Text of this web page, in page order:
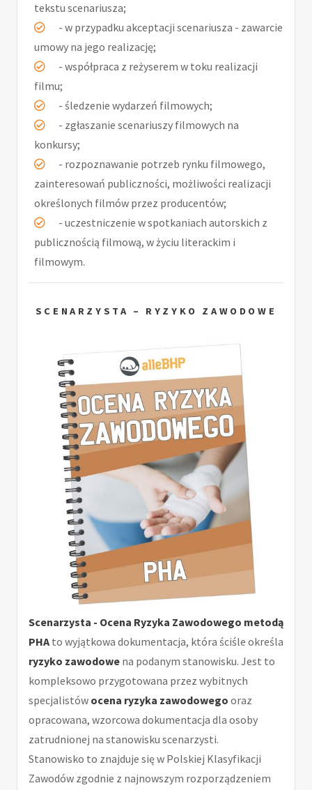
tekstu scenariusza;
- w przypadku akceptacji scenariusza - zawarcie
umowy na jego realizację;
- współpraca z reżyserem w toku realizacji
filmu;
- śledzenie wydarzeń filmowych;
- zgłaszanie scenariuszy filmowych na
konkursy;
- rozpoznawanie potrzeb rynku filmowego,
zainteresowań publiczności, możliwości realizacji
określonych filmów przez producentów;
- uczestniczenie w spotkaniach autorskich z
publicznością filmową, w życiu literackim i
filmowym.
SCENARZYSTA – RYZYKO ZAWODOWE
Scenarzysta - Ocena Ryzyka Zawodowego metodą
PHA to wyjątkowa dokumentacja, która ściśle określa
ryzyko zawodowe na podanym stanowisku. Jest to
kompleksowo przygotowana przez wybitnych
specjalistów ocena ryzyka zawodowego oraz
opracowana, wzorcowa dokumentacja dla osoby
zatrudnionej na stanowisku scenarzysti.
Stanowisko to znajduje się w Polskiej Klasyfikacji
Zawodów zgodnie z najnowszym rozporządzeniem